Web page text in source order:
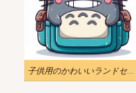
子供用のかわいいランドセルのイラスト